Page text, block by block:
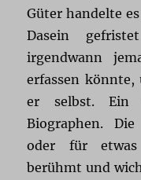
Güter handelte
Dasein
irgendwann
erfassen könnte,
er selbst. Ein
Biographen.
oder für etwas
berühmt und